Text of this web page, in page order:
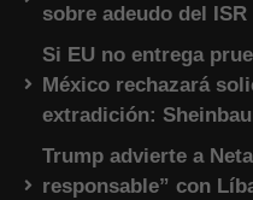
sobre adeudo del ISR
Si EU no entrega
México rechazará
extradición:
Trump advierte a
responsable” con